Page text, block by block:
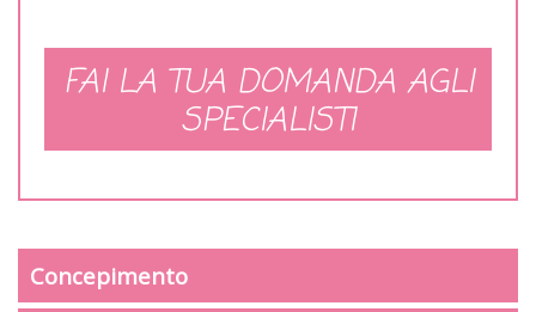
FAI LA TUA DOMANDA AGLI
SPECIALISTI
Concepimento